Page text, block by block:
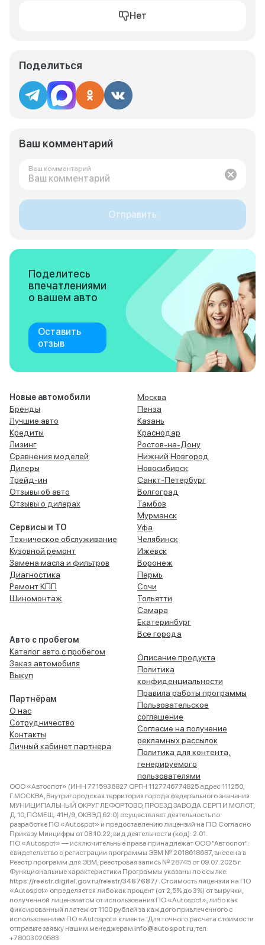
Нет
Поделиться
Ваш комментарий
Ваш комментарий
Отправить
Поделитесь
впечатлениями
о вашем авто
Оставить
отзыв
Новые автомобили
Бренды
Лучшие авто
Кредиты
Лизинг
Сравнения моделей
Дилеры
Трейд-ин
Отзывы об авто
Отзывы о дилерах
Сервисы и ТО
Техническое обслуживание
Кузовной ремонт
Замена масла и фильтров
Диагностика
Ремонт КПП
Шиномонтаж
Авто с пробегом
Каталог авто с пробегом
Заказ автомобиля
Выкуп
Партнёрам
О нас
Сотрудничество
Контакты
Личный кабинет партнера
Москва
Пенза
Казань
Краснодар
Ростов-на-Дону
Нижний Новгород
Новосибирск
Санкт-Петербург
Волгоград
Тамбов
Мурманск
Уфа
Челябинск
Ижевск
Воронеж
Пермь
Сочи
Тольятти
Самара
Екатеринбург
Все города
Описание продукта
Политика
конфиденциальности
Правила работы программы
Пользовательское
соглашение
Согласие на получение
рекламных рассылок
Политика для контента,
генерируемого
пользователями
ООО «Автоспот» (ИНН 7715936827 ОРГН 1127746774825 адрес 111250,
Г.МОСКВА, Внутригородская территория города федерального значения
МУНИЦИПАЛЬНЫЙ ОКРУГ ЛЕФОРТОВО, ПРОЕЗД ЗАВОДА СЕРП И МОЛОТ,
Д. 10, ПОМЕЩ. 41Н/9, ОКВЭД 62.0) осуществляет деятельность по
разработке ПО «Autospot» и предоставлению лицензий на ПО. Согласно
Приказу Минцифры от 08.10.22, вид деятельности (код): 2.01.
ПО «Autospot» — исключительные права принадлежат ООО "Автоспот":
свидетельство о регистрации программы ЭВМ № 2018618687, внесена в
Реестр программ для ЭВМ, реестровая запись № 28745 от 09.07.2025 г.
Функциональные характеристики Программы указаны по ссылке:
https://reestr.digital.gov.ru/reestr/3467687/ . Стоимость лицензии на ПО
«Autospot» определяется либо как процент (от 2,5% до 3%) от выручки,
полученной лицензиатом от использования ПО «Autospot», либо как
фиксированный платеж от 1100 рублей за каждого привлеченного с
использованием ПО «Autospot» клиента. Для точного расчета стоимости
отправьте заявку нашим менеджерам info@autospot.ru, тел.
+78003020583